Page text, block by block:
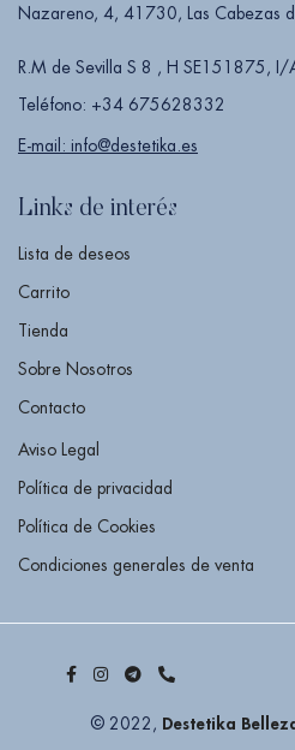
Nazareno, 4, 41730, Las Cabezas
R.M de Sevilla S 8 , H SE151875,
Teléfono: +34 675628332
E-mail: info@destetika.es
Links de interés
Lista de deseos
Carrito
Tienda
Sobre Nosotros
Contacto
Aviso Legal
Política de privacidad
Política de Cookies
Condiciones generales de venta
© 2022, Destetika